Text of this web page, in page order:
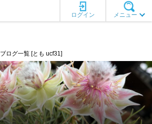
メニュー
ログイン
ブログ一覧 [とも ucf31]